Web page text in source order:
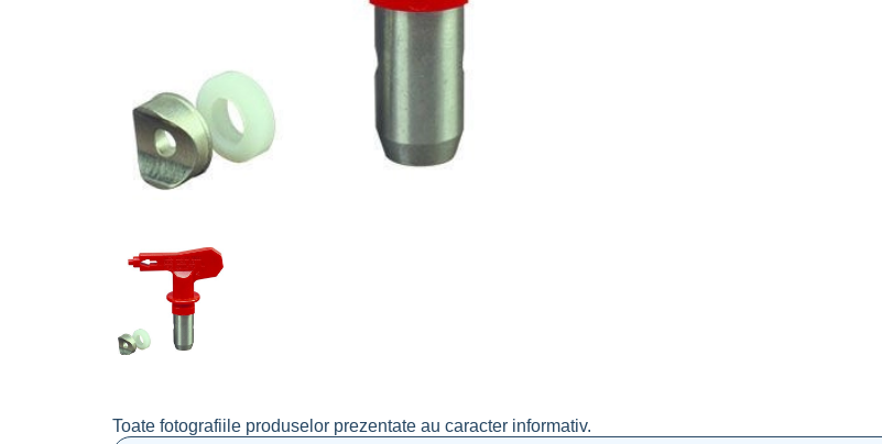
Toate fotografiile produselor prezentate au caracter informativ.